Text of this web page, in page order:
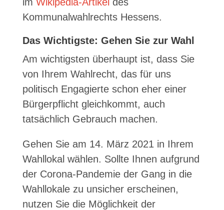
Kommunalwahlrechts Hessens.
Das Wichtigste: Gehen Sie zur Wahl
Am wichtigsten überhaupt ist, dass Sie
von Ihrem Wahlrecht, das für uns
politisch Engagierte schon eher einer
Bürgerpflicht gleichkommt, auch
tatsächlich Gebrauch machen.
Gehen Sie am 14. März 2021 in Ihrem
Wahllokal wählen. Sollte Ihnen aufgrund
der Corona-Pandemie der Gang in die
Wahllokale zu unsicher erscheinen,
nutzen Sie die Möglichkeit der